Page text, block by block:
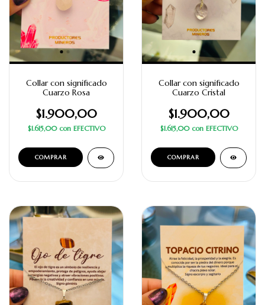
Collar con significado
Cuarzo Rosa
$1.900,00
$1.615,00 con EFECTIVO
Collar con significado
Cuarzo Cristal
$1.900,00
$1.615,00 con EFECTIVO